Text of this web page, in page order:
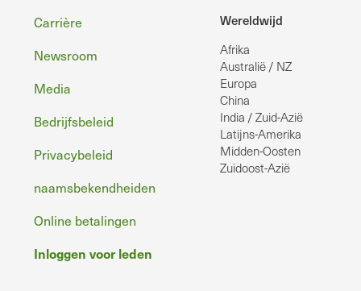
Wereldwijd
Afrika
Australië / NZ
Europa
China
India / Zuid-Azië
Latijns-Amerika
Midden-Oosten
Zuidoost-Azië
Voettekst
Carrière
Newsroom
Media
Bedrijfsbeleid
Privacybeleid
naamsbekendheiden
Online betalingen
Inloggen voor leden